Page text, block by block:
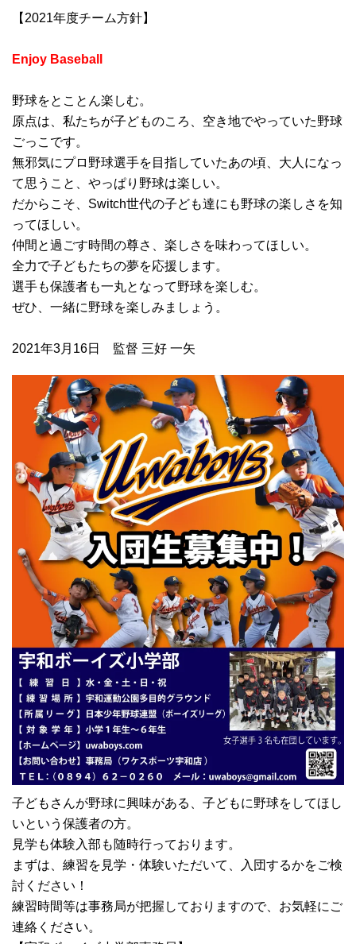
【2021年度チーム方針】
Enjoy Baseball
野球をとことん楽しむ。
原点は、私たちが子どものころ、空き地でやっていた野球
ごっこです。
無邪気にプロ野球選手を目指していたあの頃、大人になっ
て思うこと、やっぱり野球は楽しい。
だからこそ、Switch世代の子ども達にも野球の楽しさを知
ってほしい。
仲間と過ごす時間の尊さ、楽しさを味わってほしい。
全力で子どもたちの夢を応援します。
選手も保護者も一丸となって野球を楽しむ。
ぜひ、一緒に野球を楽しみましょう。
2021年3月16日 監督 三好 一矢
子どもさんが野球に興味がある、子どもに野球をしてほし
いという保護者の方。
見学も体験入部も随時行っております。
まずは、練習を見学・体験いただいて、入団するかをご検
討ください！
練習時間等は事務局が把握しておりますので、お気軽にご
連絡ください。